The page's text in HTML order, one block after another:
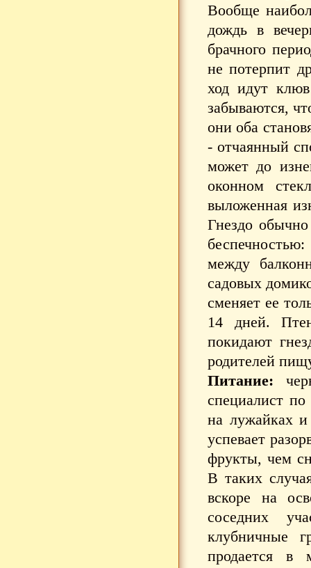
Вообще
дождь в
брачного
не потерпит
ход идут
забываются,
они оба
- отчаянный
может до
оконном
выложенная
Гнездо
между
садовых
сменяет ее
14 дней.
покидают
родителей
Питание:
специалист
на лужайках и
успевает
фрукты, чем
В таких
вскоре на
соседних
клубничные
продается в